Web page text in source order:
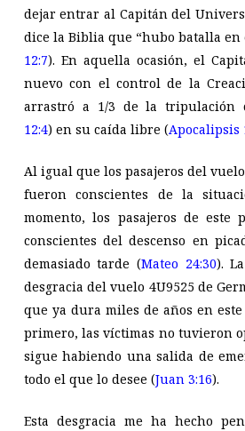
dejar entrar al Capitán del
dice la Biblia que “hubo batalla en
12:7). En aquella ocasión, el
nuevo con el control de la
arrastró a 1/3 de la tripulación
12:4) en su caída libre (Apocalipsis
Al igual que los pasajeros del
fueron conscientes de la
momento, los pasajeros de este
conscientes del descenso en
demasiado tarde (Mateo 24:30).
desgracia del vuelo 4U9525 de
que ya dura miles de años en
primero, las víctimas no tuvieron
sigue habiendo una salida de
todo el que lo desee (Juan 3:16).
Esta desgracia me ha hecho